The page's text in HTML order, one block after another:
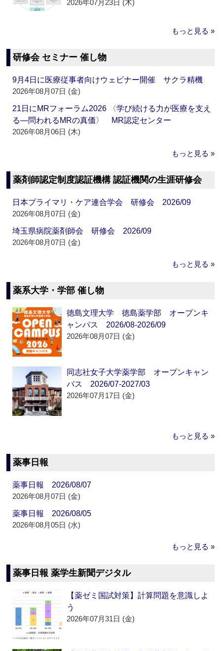
2026年07月23日 (木)
もっと見る »
研修会 セミナー 催し物
9月4日に医療従事者向けウェビナー開催 サクラ精機
2026年08月07日 (金)
21日にMRフォーラム2026 〈学び続ける力が医療を支え
る―問われるMRの真価〉 MR認定センター
2026年08月06日 (木)
もっと見る »
薬剤師認定制度認証機構 認証機関の生涯研修会
日本プライマリ・ケア連合学会 研修会 2026/09
2026年08月07日 (金)
埼玉県病院薬剤師会 研修会 2026/09
2026年08月07日 (金)
もっと見る »
薬系大学・学部 催し物
徳島文理大学 徳島薬学部 オープンキ
ャンパス 2026/08-2026/09
2026年08月07日 (金)
同志社女子大学薬学部 オープンキャン
パス 2026/07-2027/03
2026年07月17日 (金)
もっと見る »
薬事日報
薬事日報 2026/08/07
2026年08月07日 (金)
薬事日報 2026/08/05
2026年08月05日 (水)
もっと見る »
薬事日報 薬学生新聞デジタル
【薬ゼミ国試対策】計算問題を意識しよ
う
2026年07月31日 (金)